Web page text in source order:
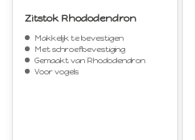
Zitstok Rhododendron
Makkelijk te bevestigen
Met schroefbevestiging
Gemaakt van Rhododendron
Voor vogels